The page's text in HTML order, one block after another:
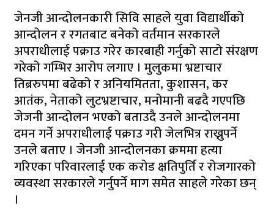
जेनजी आन्दोलनकारी सिवि साहले युवा विद्यार्थीको
आन्दोलन र रगतबाट बनेको वर्तमान सरकारले
अपराधीलाई पक्राउ गरेर कारबाही गर्नुको साटो संरक्षण
गरेको गम्भिर आरोप लगाए । मुलुकमा भ्रष्टाचार
तिब्ररुपमा बढेको र अनियमितता, कुशासन, कर
आतंक, नेताको लुटभ्रष्टाचार, मनोमानी बढदै गएपछि
जेजनी आन्दोलन भएको बताउदै उनले आन्दोलनमा
दमन गर्ने अपराधीलाई पक्राउ गरी जेलभित्र राख्नुपर्ने
उनले बताए । जेनजी आन्दोलनका क्रममा हत्या
गरिएका परिवारलाई एक करोड क्षतिपुर्ति र रोजगारको
व्यवस्था सरकारले गर्नुपर्ने माग समेत साहले गरेका छन्
।